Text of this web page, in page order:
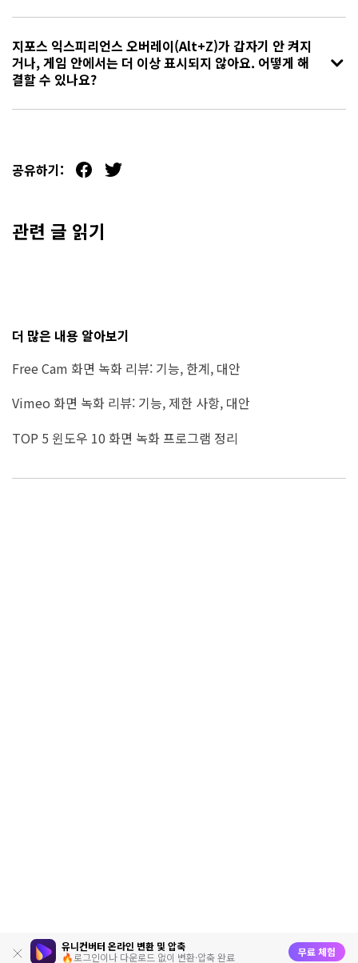
유니컨버터 온라인 변환 및 압축
🔥로그인이나 다운로드 없이 변환·압축 완료
무료 체험
지포스 익스피리언스 오버레이(Alt+Z)가 갑자기 안 켜지
거나, 게임 안에서는 더 이상 표시되지 않아요. 어떻게 해
결할 수 있나요?
공유하기:
관련 글 읽기
더 많은 내용 알아보기
Free Cam 화면 녹화 리뷰: 기능, 한계, 대안
Vimeo 화면 녹화 리뷰: 기능, 제한 사항, 대안
TOP 5 윈도우 10 화면 녹화 프로그램 정리